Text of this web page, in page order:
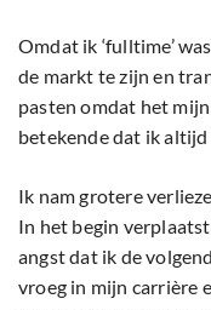
Omdat ik ‘fulltime’
de markt te zijn en
pasten omdat het mijn
betekende dat ik altijd
Ik nam grotere
In het begin
angst dat ik de
vroeg in mijn carrière